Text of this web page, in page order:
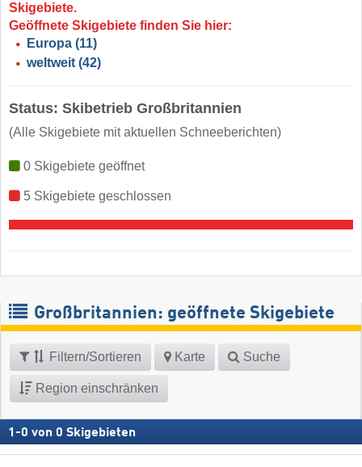
Skigebiete.
Geöffnete Skigebiete finden Sie hier:
Europa (11)
weltweit (42)
Status: Skibetrieb Großbritannien
(Alle Skigebiete mit aktuellen Schneeberichten)
0 Skigebiete geöffnet
5 Skigebiete geschlossen
Großbritannien: geöffnete Skigebiete
Filtern/Sortieren Karte Suche
Region einschränken
1 -0 von 0 Skigebieten